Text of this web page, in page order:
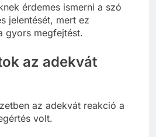
érdemes ismerni a szó
jelentését, mert ez
gyors megfejtést.
az adekvát
az adekvát reakció a
volt.